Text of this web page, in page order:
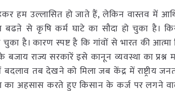
हम उल्लासित हो जाते हैं, लेकिन वास्तव में
से कृषि कर्म घाटे का सौदा हो चुका है।
है। कारण स्पष्ट है कि गांवों से भारत की
बजाय राज्य सरकारें इसे कानून व्यवस्था का
तब देखने को मिला जब केंद्र में राष्ट्रीय
का अहसास करते हुए किसान के कर्ज पर लगने